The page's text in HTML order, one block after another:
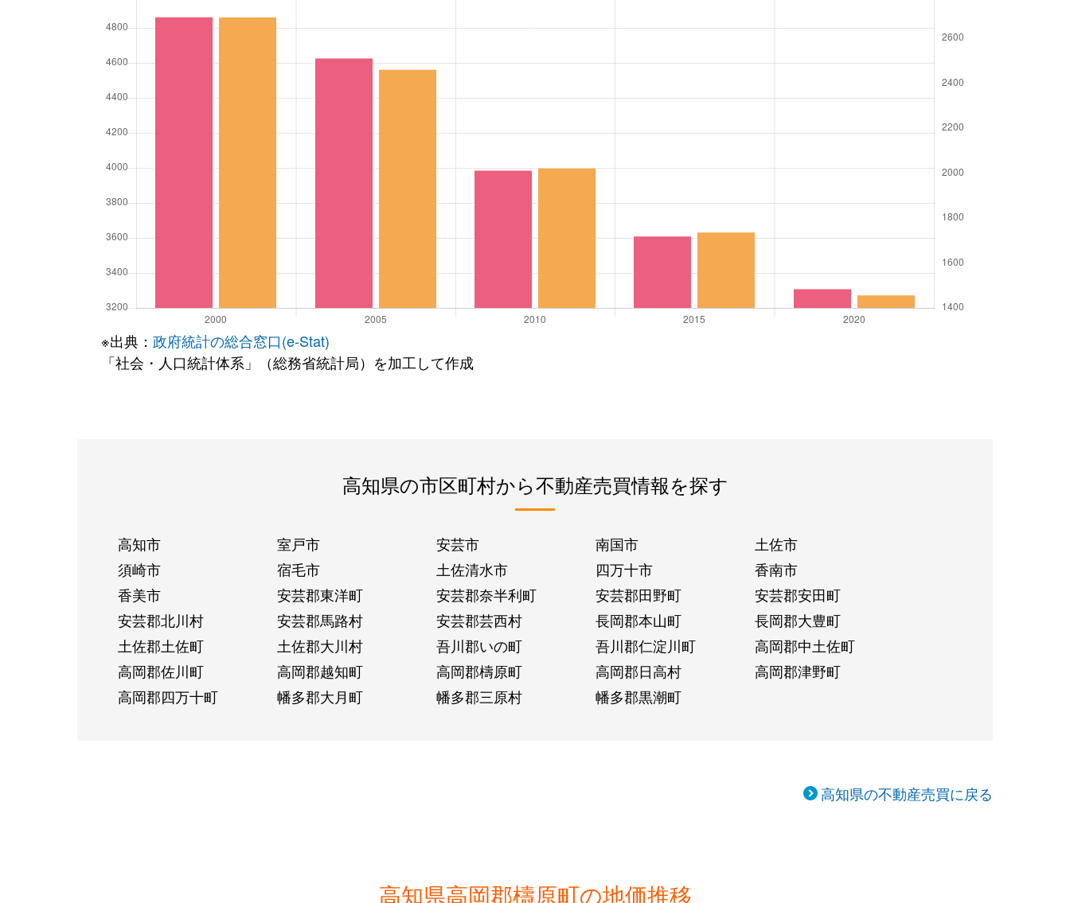
※出典： 政府統計の総合窓口(e-Stat)
「社会・人口統計体系」（総務省統計局）を加工して作成
高知県の市区町村から不動産売買情報を探す
高知市 室戸市 安芸市 南国市
土佐市
須崎市
宿毛市 土佐清水市 四万十市
香南市
香美市
安芸郡東洋町 安芸郡奈半利町 安芸郡田野町
安芸郡安田町
安芸郡北川村
安芸郡馬路村 安芸郡芸西村 長岡郡本山町
長岡郡大豊町
土佐郡土佐町
土佐郡大川村 吾川郡いの町 吾川郡仁淀川町
高岡郡中土佐町
高岡郡佐川町
高岡郡越知町 高岡郡檮原町 高岡郡日高村
高岡郡津野町
高岡郡四万十町
幡多郡大月町 幡多郡三原村 幡多郡黒潮町
高知県の不動産売買に戻る
高知県高岡郡檮原町の地価推移